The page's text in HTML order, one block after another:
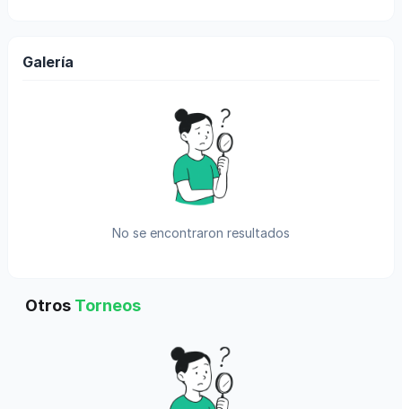
Galería
No se encontraron resultados
Otros Torneos